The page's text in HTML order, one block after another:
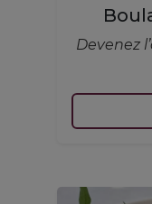
Devenez